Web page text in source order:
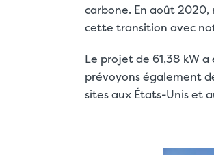
carbone. En août 2020,
cette transition avec
Le projet de 61,38 kW
prévoyons également
sites aux États-Unis et